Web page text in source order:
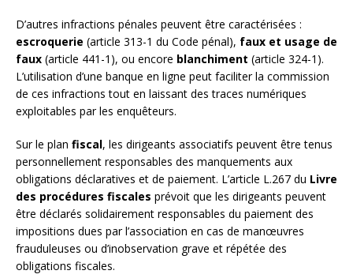
D’autres infractions pénales peuvent être caractérisées :
escroquerie (article 313-1 du Code pénal), faux et usage de
faux (article 441-1), ou encore blanchiment (article 324-1).
L’utilisation d’une banque en ligne peut faciliter la commission
de ces infractions tout en laissant des traces numériques
exploitables par les enquêteurs.
Sur le plan fiscal, les dirigeants associatifs peuvent être tenus
personnellement responsables des manquements aux
obligations déclaratives et de paiement. L’article L.267 du Livre
des procédures fiscales prévoit que les dirigeants peuvent
être déclarés solidairement responsables du paiement des
impositions dues par l’association en cas de manœuvres
frauduleuses ou d’inobservation grave et répétée des
obligations fiscales.